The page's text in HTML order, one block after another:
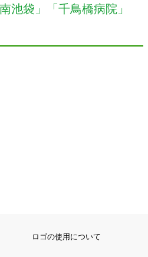
池袋」「千鳥橋病院」
ロゴの使用について